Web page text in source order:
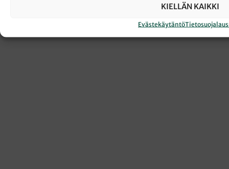
KIELLÄN KAIKKI
Evästekäytäntö